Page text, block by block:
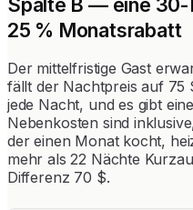
25 % Monatsrabatt
Der mittelfristige Gast
fällt der Nachtpreis auf 75
jede Nacht, und es gibt
Nebenkosten sind
der einen Monat kocht,
mehr als 22 Nächte
Differenz 70 $.